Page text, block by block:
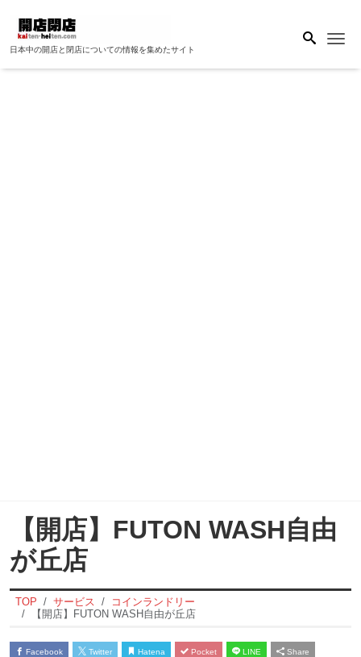
日本中の開店と閉店についての情報を集めたサイト
【開店】FUTON WASH自由
が丘店
TOP サービス
コインランドリー
【開店】FUTON WASH自由が丘店
Facebook Twitter Hatena Pocket LINE Share